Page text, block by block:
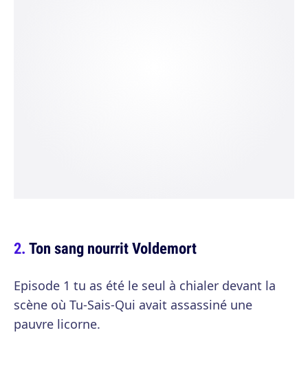
Ton sang nourrit Voldemort
Episode 1 tu as été le seul à chialer devant la
scène où Tu-Sais-Qui avait assassiné une
pauvre licorne.